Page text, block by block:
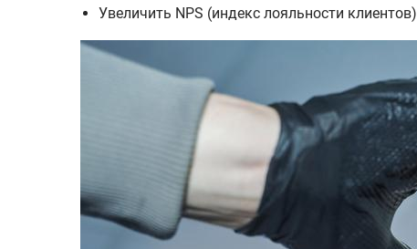
Увеличить NPS (индекс лояльности клиентов)